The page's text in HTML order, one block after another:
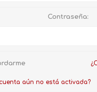
Contraseña:
aún no está activada?